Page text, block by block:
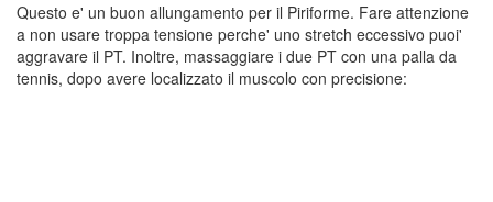
Questo e' un buon allungamento per il Piriforme. Fare attenzione
a non usare troppa tensione perche' uno stretch eccessivo puoi'
aggravare il PT. Inoltre, massaggiare i due PT con una palla da
tennis, dopo avere localizzato il muscolo con precisione: